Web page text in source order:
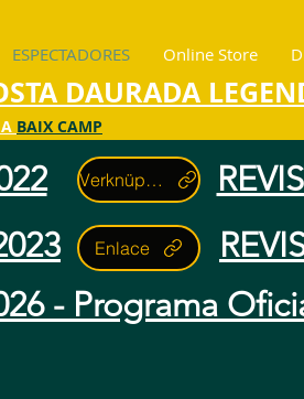
DAURADA
BAIX CAMP
ESPECTADORES Online Store
Verknüpfung
Enlace
- Programa